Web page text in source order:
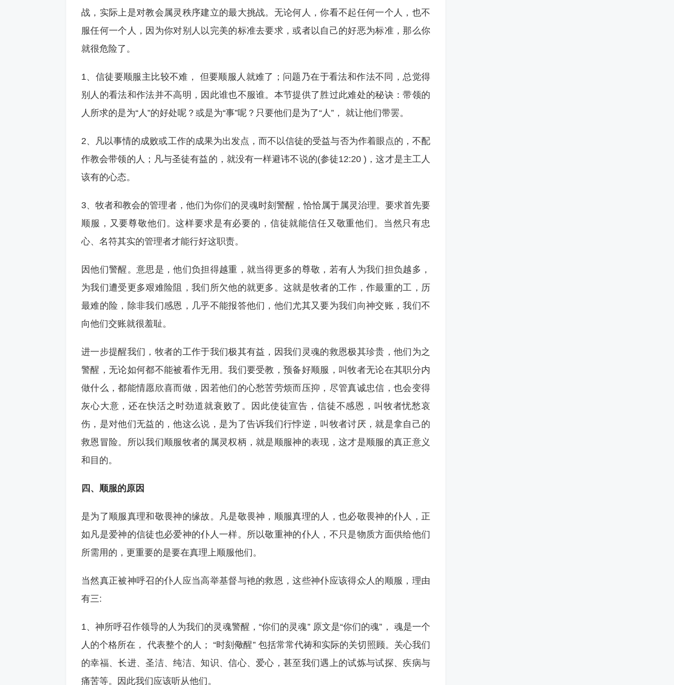
战，实际上是对教会属灵秩序建立的最大挑战。无论何人，你看不起任何一个人，也不
服任何一个人，因为你对别人以完美的标准去要求，或者以自己的好恶为标准，那么你
就很危险了。
1、信徒要顺服主比较不难， 但要顺服人就难了；问题乃在于看法和作法不同，总觉得
别人的看法和作法并不高明，因此谁也不服谁。本节提供了胜过此难处的秘诀：带领的
人所求的是为“人”的好处呢？或是为“事”呢？只要他们是为了“人”， 就让他们带罢。
2、凡以事情的成败或工作的成果为出发点，而不以信徒的受益与否为作着眼点的，不配
作教会带领的人；凡与圣徒有益的，就没有一样避讳不说的(参徒12:20 )，这才是主工人
该有的心态。
3、牧者和教会的管理者，他们为你们的灵魂时刻警醒，恰恰属于属灵治理。要求首先要
顺服，又要尊敬他们。这样要求是有必要的，信徒就能信任又敬重他们。当然只有忠
心、名符其实的管理者才能行好这职责。
因他们警醒。意思是，他们负担得越重，就当得更多的尊敬，若有人为我们担负越多，
为我们遭受更多艰难险阻，我们所欠他的就更多。这就是牧者的工作，作最重的工，历
最难的险，除非我们感恩，几乎不能报答他们，他们尤其又要为我们向神交账，我们不
向他们交账就很羞耻。
进一步提醒我们，牧者的工作于我们极其有益，因我们灵魂的救恩极其珍贵，他们为之
警醒，无论如何都不能被看作无用。我们要受教，预备好顺服，叫牧者无论在其职分内
做什么，都能情愿欣喜而做，因若他们的心愁苦劳烦而压抑，尽管真诚忠信，也会变得
灰心大意，还在快活之时劲道就衰败了。因此使徒宣告，信徒不感恩，叫牧者忧愁哀
伤，是对他们无益的，他这么说，是为了告诉我们行悖逆，叫牧者讨厌，就是拿自己的
救恩冒险。所以我们顺服牧者的属灵权柄，就是顺服神的表现，这才是顺服的真正意义
和目的。
四、顺服的原因
是为了顺服真理和敬畏神的缘故。凡是敬畏神，顺服真理的人，也必敬畏神的仆人，正
如凡是爱神的信徒也必爱神的仆人一样。所以敬重神的仆人，不只是物质方面供给他们
所需用的，更重要的是要在真理上顺服他们。
当然真正被神呼召的仆人应当高举基督与衪的救恩，这些神仆应该得众人的顺服，理由
有三:
1、神所呼召作领导的人为我们的灵魂警醒，“你们的灵魂” 原文是“你们的魂”， 魂是一个
人的个格所在， 代表整个的人； “时刻儆醒” 包括常常代祷和实际的关切照顾。关心我们
的幸福、长进、圣洁、纯洁、知识、信心、爱心，甚至我们遇上的试炼与试探、疾病与
痛苦等。因此我们应该听从他们。